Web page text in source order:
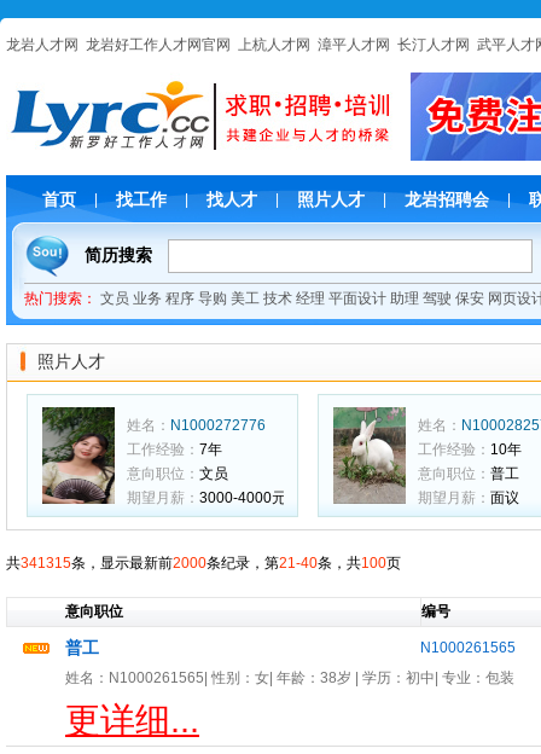
龙岩人才网 龙岩好工作人才网官网 上杭人才网 漳平人才网 长汀人才网 武平人才
首页 找工作 | 找人才 照片人才 龙岩招聘会 |
简历搜索
热门搜索： 文员 业务 程序 导购 美工 技术 经理 平面设计 助理 驾驶 保安 网页设
照片人才
姓名： N1000272776
工作经验： 7年
意向职位： 文员
期望月薪： 3000-4000元
姓名：
工作经验： 10年
意向职位： 普工
期望月薪： 面议
共341315条，显示最新前2000条纪录，第21-40条，共100页
意向职位 编号
普工
N1000261565
姓名： N1000261565 | 性别： 女 | 年龄： 38岁 | 学历：初中| 专业： 包装
更详细...